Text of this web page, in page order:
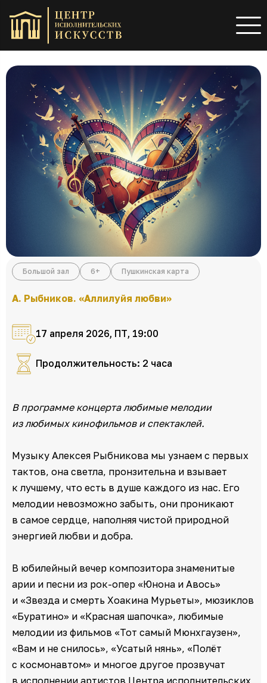
Большой зал 6+ Пушкинская карта
А. Рыбников. «Аллилуйя любви»
17 апреля 2026, ПТ, 19:00
Продолжительность: 2 часа
В программе концерта любимые мелодии
из любимых кинофильмов и спектаклей.
Музыку Алексея Рыбникова мы узнаем с первых
тактов, она светла, пронзительна и взывает
к лучшему, что есть в душе каждого из нас. Его
мелодии невозможно забыть, они проникают
в самое сердце, наполняя чистой природной
энергией любви и добра.
В юбилейный вечер композитора знаменитые
арии и песни из рок-опер «Юнона и Авось»
и «Звезда и смерть Хоакина Мурьеты», мюзиклов
«Буратино» и «Красная шапочка», любимые
мелодии из фильмов «Тот самый Мюнхгаузен»,
«Вам и не снилось», «Усатый нянь», «Полёт
с космонавтом» и многое другое прозвучат
в исполнении артистов Центра исполнительских